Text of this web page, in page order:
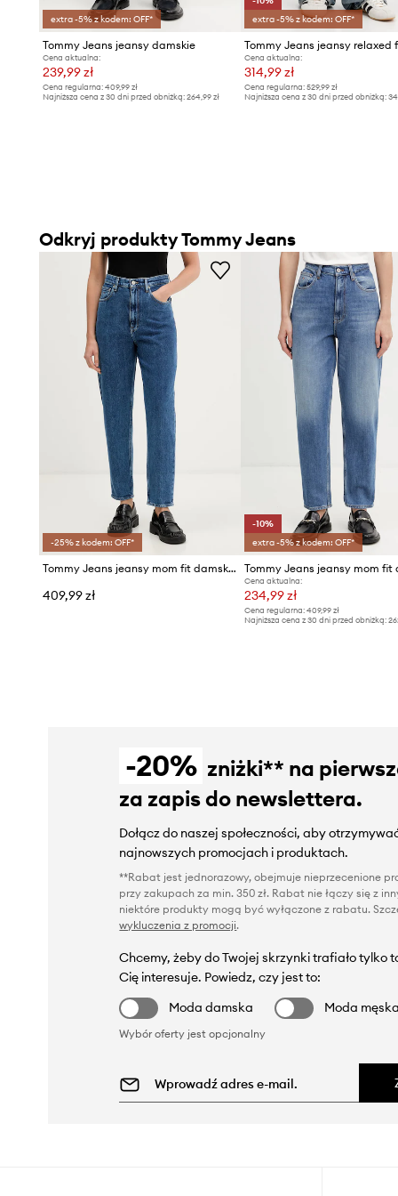
extra -5% z kodem: OFF*
Tommy Jeans jeansy damskie
Cena aktualna:
239,99 zł
Cena regularna: 409,99 zł
Najniższa cena z 30 dni przed obniżką: 264,99 zł
extra -5% z kodem: OFF*
Cena aktualna:
314,99 zł
Cena regularna:529,99 zł
Najniższa cena z 30 dni przed obniżką:
Odkryj produkty Tommy Jeans
-25% z kodem: OFF*
Tommy Jeans jeansy mom fit damskie
409,99 zł
-10%
extra -5% z kodem: OFF*
Cena aktualna:
234,99 zł
Cena regularna:409,99 zł
Najniższa cena z 30 dni przed obniżką:
-20% zniżki** na
za zapis do newslettera.
Dołącz do naszej społeczności, aby
najnowszych promocjach i produktach.
**Rabat jest jednorazowy, obejmuje nieprzecenione
przy zakupach za min. 350 zł. Rabat nie łączy się z
niektóre produkty mogą być wyłączone z rabatu.
wykluczenia z promocji.
Chcemy, żeby do Twojej skrzynki trafiało tylko
Cię interesuje. Powiedz, czy jest to:
Moda damska
Moda męska
Wybór oferty jest opcjonalny